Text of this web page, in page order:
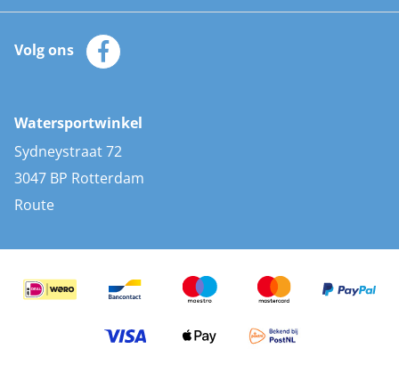
Automatische reddingsvesten
Zeilkleding
Zonnepanelen
AIS transponders
Stootwillen en fenders
Bootkussens
Zwemtrappen
Klantenservice
Merken
Volg ons
Watersportwinkel
Sydneystraat 72
3047 BP Rotterdam
Route